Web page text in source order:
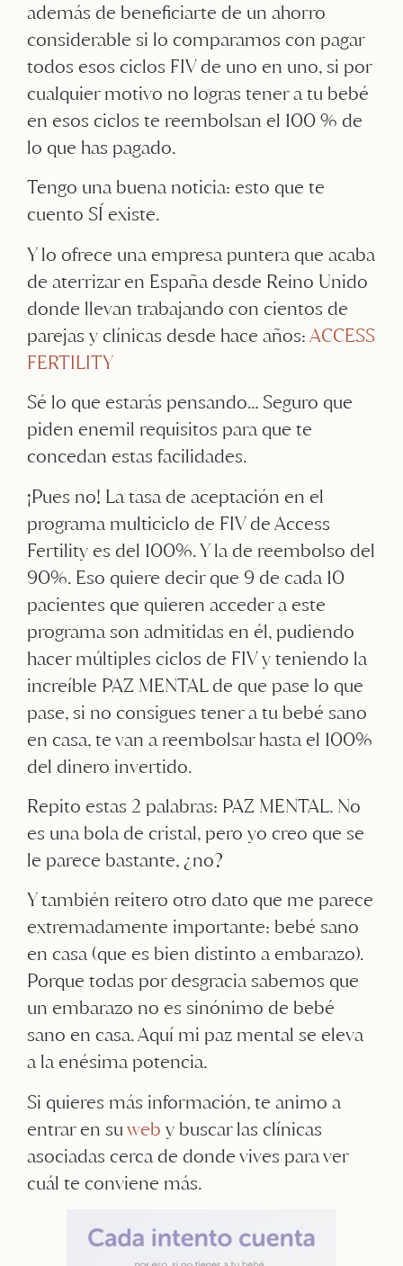
además de beneficiarte de un ahorro
considerable si lo comparamos con pagar
todos esos ciclos FIV de uno en uno, si por
cualquier motivo no logras tener a tu bebé
en esos ciclos te reembolsan el 100 % de
lo que has pagado.
Tengo una buena noticia: esto que te
cuento SÍ existe.
Y lo ofrece una empresa puntera que acaba
de aterrizar en España desde Reino Unido
donde llevan trabajando con cientos de
parejas y clínicas desde hace años: ACCESS
FERTILITY
Sé lo que estarás pensando… Seguro que
piden enemil requisitos para que te
concedan estas facilidades.
¡Pues no! La tasa de aceptación en el
programa multiciclo de FIV de Access
Fertility es del 100%. Y la de reembolso del
90%. Eso quiere decir que 9 de cada 10
pacientes que quieren acceder a este
programa son admitidas en él, pudiendo
hacer múltiples ciclos de FIV y teniendo la
increíble PAZ MENTAL de que pase lo que
pase, si no consigues tener a tu bebé sano
en casa, te van a reembolsar hasta el 100%
del dinero invertido.
Repito estas 2 palabras: PAZ MENTAL. No
es una bola de cristal, pero yo creo que se
le parece bastante, ¿no?
Y también reitero otro dato que me parece
extremadamente importante: bebé sano
en casa (que es bien distinto a embarazo).
Porque todas por desgracia sabemos que
un embarazo no es sinónimo de bebé
sano en casa. Aquí mi paz mental se eleva
a la enésima potencia.
Si quieres más información, te animo a
entrar en su web y buscar las clínicas
asociadas cerca de donde vives para ver
cuál te conviene más.